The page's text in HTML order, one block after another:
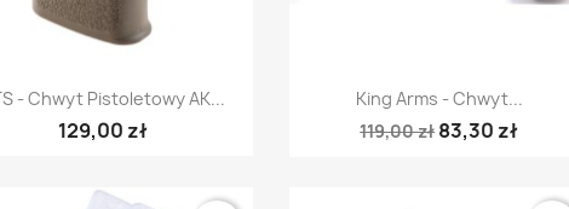
Szybki podgląd
- Chwyt Pistoletowy AK...
129,00 zł
Szybki podgląd
King Arms - Chwyt...
119,00 zł83,30 zł